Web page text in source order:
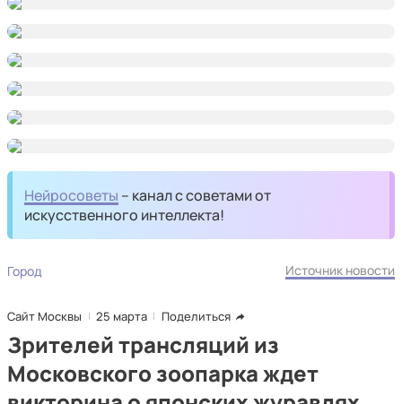
Нейросоветы – канал с советами от
искусственного интеллекта!
Город Источник новости
Сайт Москвы 25 марта Поделиться
Зрителей трансляций из
Московского зоопарка ждет